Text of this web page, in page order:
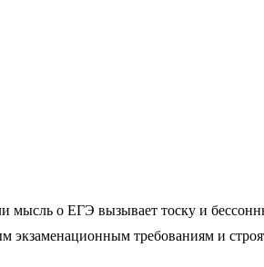
мысль о ЕГЭ вызывает тоску и
экзаменационным требованиям и